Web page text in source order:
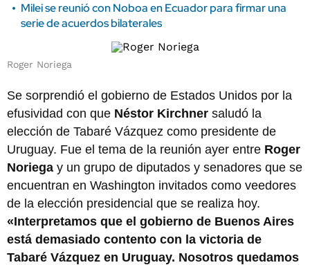
Milei se reunió con Noboa en Ecuador para firmar una
serie de acuerdos bilaterales
Roger Noriega
Se sorprendió el gobierno de Estados Unidos por la
efusividad con que Néstor Kirchner saludó la
elección de Tabaré Vázquez como presidente de
Uruguay. Fue el tema de la reunión ayer entre Roger
Noriega y un grupo de diputados y senadores que se
encuentran en Washington invitados como veedores
de la elección presidencial que se realiza hoy.
«Interpretamos que el gobierno de Buenos Aires
está demasiado contento con la victoria de
Tabaré Vázquez en Uruguay. Nosotros quedamos